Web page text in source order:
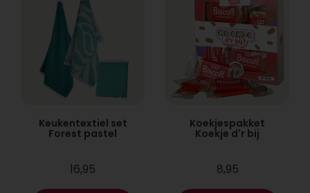
Keukentextiel set
Forest pastel
16,95
Koekjespakket
Koekje d'r bij
8,95